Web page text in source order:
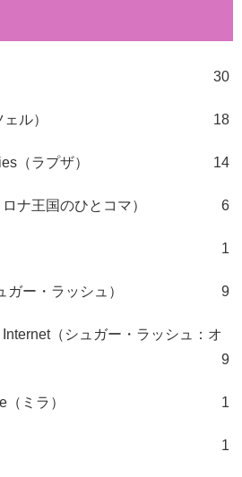
30
ル） 18
（ラプザ） 14
ナ王国のひとコマ） 6
1
ー・ラッシュ） 9
（シュガー・ラッシュ：オ
9
ミラ） 1
1